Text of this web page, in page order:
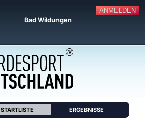
ANMELDEN
Bad Wildungen
STARTLISTE ERGEBNISSE